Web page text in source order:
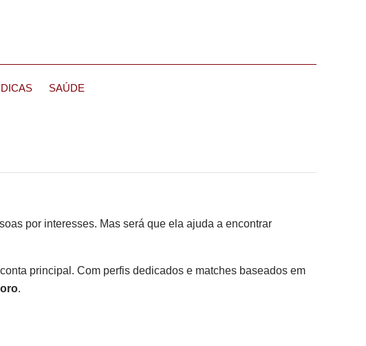
DICAS SAÚDE
por interesses. Mas será que ela ajuda a encontrar
principal. Com perfis dedicados e matches baseados em
.